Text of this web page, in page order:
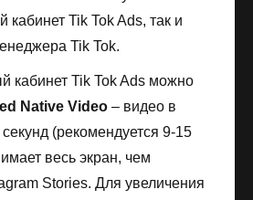
кабинет Tik Tok Ads, так и
Tik Tok.
кабинет Tik Tok Ads можно
Native Video – видео в
(рекомендуется 9-15
весь экран, чем
Stories. Для увеличения